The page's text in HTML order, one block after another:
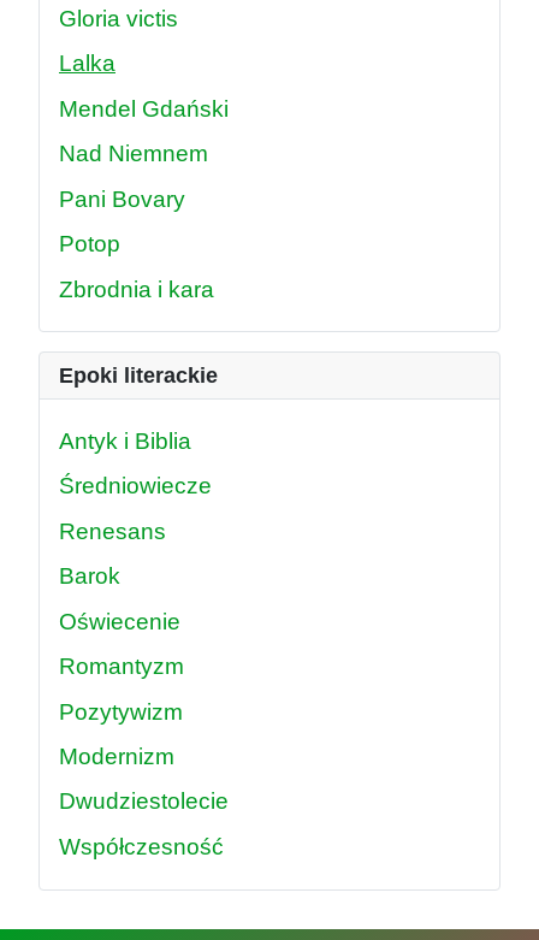
Gloria victis
Lalka
Mendel Gdański
Nad Niemnem
Pani Bovary
Potop
Zbrodnia i kara
Epoki literackie
Antyk i Biblia
Średniowiecze
Renesans
Barok
Oświecenie
Romantyzm
Pozytywizm
Modernizm
Dwudziestolecie
Współczesność